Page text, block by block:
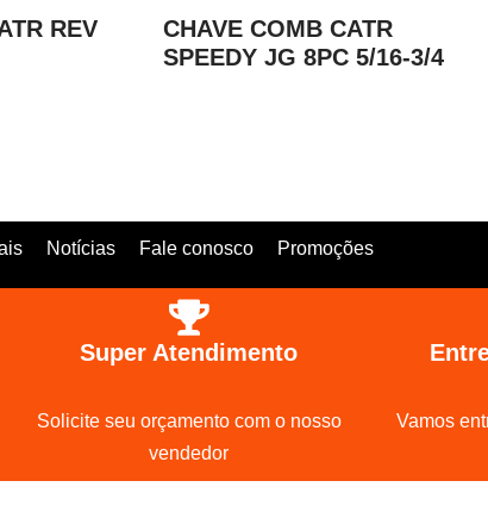
REV
CHAVE COMB CATR
SPEEDY JG 8PC 5/16-3/4
Notícias Fale conosco Promoções
Super Atendimento
Solicite seu orçamento com o nosso
vendedor
Vamos